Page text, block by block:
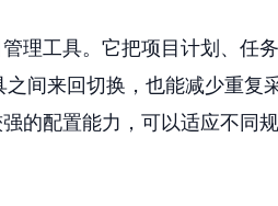
理工具。它把项目计划、任
间来回切换，也能减少重复
的配置能力，可以适应不同